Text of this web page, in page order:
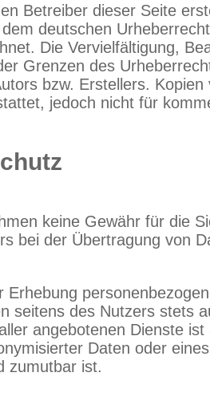
Betreiber dieser Seite
deutschen
Die Vervielfältigung,
Grenzen des
bzw. Erstellers.
jedoch nicht für
keine Gewähr für die
bei der Übertragung von
Erhebung
seitens des Nutzers stets
angebotenen Dienste
Daten oder
zumutbar ist.